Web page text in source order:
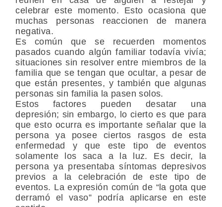
celebrar este momento. Esto ocasiona que
muchas personas reaccionen de manera
negativa.
Es común que se recuerden momentos
pasados cuando algún familiar todavía vivía;
situaciones sin resolver entre miembros de la
familia que se tengan que ocultar, a pesar de
que están presentes, y también que algunas
personas sin familia la pasen solos.
Estos factores pueden desatar una
depresión; sin embargo, lo cierto es que para
que esto ocurra es importante señalar que la
persona ya posee ciertos rasgos de esta
enfermedad y que este tipo de eventos
solamente los saca a la luz. Es decir, la
persona ya presentaba síntomas depresivos
previos a la celebración de este tipo de
eventos. La expresión común de “la gota que
derramó el vaso” podría aplicarse en este